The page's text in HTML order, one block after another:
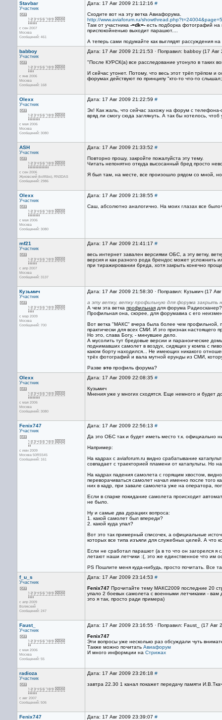
Stavbar
Участник
с сен 2007
Москва
Сообщений: 461
Дата: 17 Авг 2009 21:12:16 #
Сходите вот на эту ветка Авиафорума.
http://www.aviaforum.ru/showthread.php?t=24004&page=5
Там от участника -=dk=- есть подборка фотографий на
приспокойненько выходит парашют....
А теперь сами подумайте как выглядят рассуждения
babboy
Участник
с янв 2006
Москва
Сообщений: 168
Дата: 17 Авг 2009 21:21:53 · Поправил: babboy (17
"После КУРСК(а) все расследование утонуло в таких
И сейчас утонет. Потому, что весь этот трёп трёпом
форумах действуют по принципу "кто-то что-то
Olexx
Участник
с мая 2006
Москва
Сообщений: 3080
Дата: 17 Авг 2009 21:22:59 #
Эх! Как жаль, что сейчас захожу на форум с
вряд ли смогу сюда заглянуть. А так бы хотелось,
ASH
Участник
с сен 2006
Жуковский (ko95bo), RN3DAS
Сообщений: 2986
Дата: 17 Авг 2009 21:33:52 #
Повторно прошу, закройте пожалуйста эту тему.
Читать непонятно откуда высосанный бред просто
Я был там, на месте, все произошло рядом со мной, но
Olexx
Участник
с мая 2006
Москва
Сообщений: 3080
Дата: 17 Авг 2009 21:38:55 #
Саш, абсолютно аналогично. На моих глазах все
mf21
Участник
с апр 2007
Москва
Сообщений: 3137
Дата: 17 Авг 2009 21:41:17 #
весь интернет завален версиями ОБС, а эту ветку,
версия и как разного рода брендос может усложнить
при тиражировании бреда, хотя закрыть конечно
Кузьмич
Участник
с мар 2009
Москва
Сообщений: 700
Дата: 17 Авг 2009 21:58:30 · Поправил: Кузьмич (17
а эту ветку, ветку профильную для форума закрыть
А чем эта ветка профильная для форума Радиосканер?
Профильная она, скорее, для форумавиа с его
Вот ветка "МАКС" вчера была более чем профильной,
практически для всех СМИ. И это признак настоящего
Но это, слава Богу, - минувшее дело.
А мусолить тут бредовые версии и параноические
поднимавших самолет в воздух, сидящих у компа с
каком борту находился... Не имеющих никакого
трёх фотографий и вала мутной ерунды из СМИ,
Разве это профиль форума?
Olexx
Участник
с мая 2006
Москва
Сообщений: 3080
Дата: 17 Авг 2009 22:08:35 #
Кузьмич
Мнения уже у многих сходятся. Еще немного и будет
Fenix747
Участник
с июн 2009
Москва 50RS545
Сообщений: 161
Дата: 17 Авг 2009 22:56:13 #
Да это ОБС так и будет иметь место т.к. официально
Например:
На кадрах с aviaforum.ru видно срабатывание
совпадает с траекторией пламени от катапульты. Но
На кадрах падения самолета с горящим хвостом,
переворачиваться самолет начал именно после того
них в кадр, при завале самолета уже на оператора,
Если в спарке покидание самолета происходит
не было.
Ну и самые два дурацких вопроса:
1. какой самолет был впереди?
2. какой куда упал?
Вот это так примерный списочек, а официальные
которых все типа изъяли для служебных целей. А что
Если не сработал парашют (а в то что он загорелся я
летают наши летчики :(, это же единственное что им
PS Пошлите меня куда-нибудь, просто почитать. Все
f_u_s
Участник
с апр 2009
Волжский
Сообщений: 247
Дата: 17 Авг 2009 23:14:53 #
Fenix747 Прочитайте тему МАКС2009 последние 20
упало 2 боевых самолета с военными летчиками - вам
это я так, просто ради примера)
Faust_
Участник
с мая 2006
Москва
Сообщений: 55
Дата: 17 Авг 2009 23:16:55 · Поправил: Faust_ (17 Авг
Fenix747
Эти вопросы уже несколько раз обсуждали чуть
Также можно почитать Авиафорум
И много информции на Стрижах
radioza
Участник
с авг 2007
Сообщений: 506
Дата: 17 Авг 2009 23:26:18 #
завтра 22.30 1 канал покажет передачу памяти
Fenix747 Дата: 17 Авг 2009 23:39:07 #